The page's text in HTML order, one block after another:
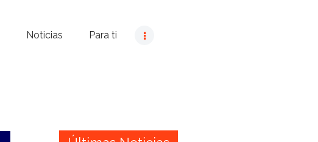
Noticias Para ti